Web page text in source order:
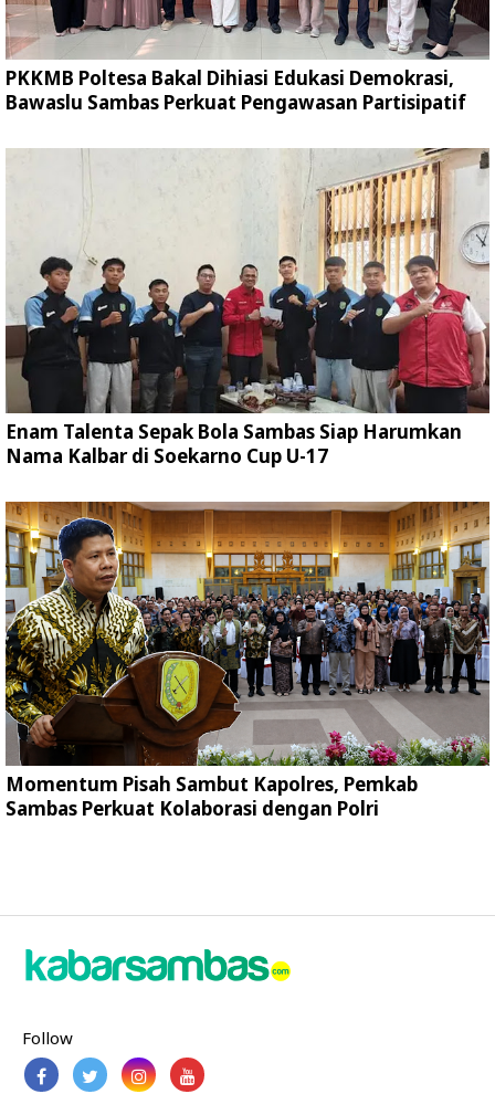
PKKMB Poltesa Bakal Dihiasi Edukasi Demokrasi,
Bawaslu Sambas Perkuat Pengawasan Partisipatif
Enam Talenta Sepak Bola Sambas Siap Harumkan
Nama Kalbar di Soekarno Cup U-17
Momentum Pisah Sambut Kapolres, Pemkab
Sambas Perkuat Kolaborasi dengan Polri
Follow